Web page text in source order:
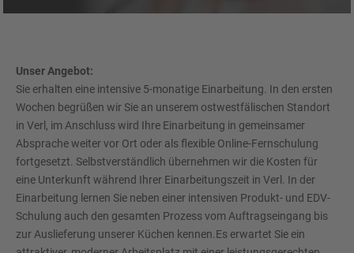
Unser Angebot:
Sie erhalten eine intensive 5-monatige Einarbeitung. In den ersten
Wochen begrüßen wir Sie an unserem ostwestfälischen Standort
in Verl, im Anschluss wird Ihre Einarbeitung in gemeinsamer
Absprache weiter vor Ort oder als flexible Online-Fernschulung
fortgesetzt. Selbstverständlich übernehmen wir die Kosten für
eine Unterkunft während Ihrer Einarbeitungszeit in Verl. In der
Einarbeitung lernen Sie neben einer intensiven Produkt- und EDV-
Schulung auch den gesamten Prozess vom Auftragseingang bis
zur Auslieferung unserer Küchen kennen.Es erwartet Sie ein